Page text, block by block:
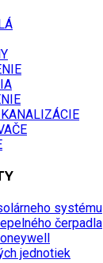
systému
čerpadla
jednotiek